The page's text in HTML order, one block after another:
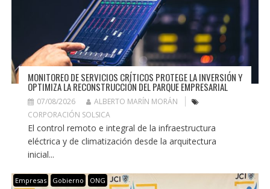
MONITOREO DE SERVICIOS CRÍTICOS PROTEGE LA INVERSIÓN Y
OPTIMIZA LA RECONSTRUCCIÓN DEL PARQUE EMPRESARIAL
07/08/2026
ALBERTO MARÍN MORÁN
CORPORACIÓN SOLSICA
El control remoto e integral de la infraestructura
eléctrica y de climatización desde la arquitectura
inicial...
Empresas Gobierno ONG